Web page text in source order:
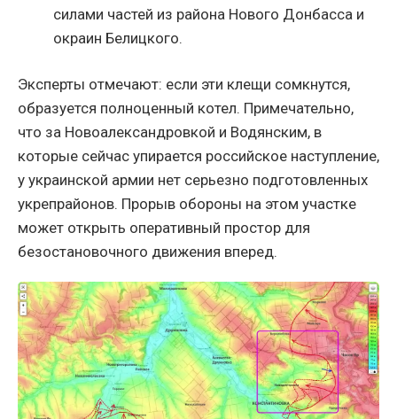
силами частей из района Нового Донбасса и
окраин Белицкого.
Эксперты отмечают: если эти клещи сомкнутся,
образуется полноценный котел. Примечательно,
что за Новоалександровкой и Водянским, в
которые сейчас упирается российское наступление,
у украинской армии нет серьезно подготовленных
укрепрайонов. Прорыв обороны на этом участке
может открыть оперативный простор для
безостановочного движения вперед.